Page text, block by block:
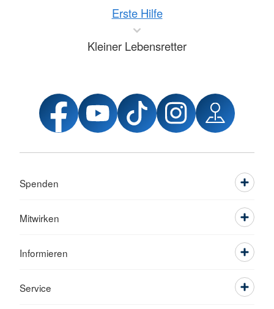
Erste Hilfe
Kleiner Lebensretter
Spenden
Mitwirken
Informieren
Service